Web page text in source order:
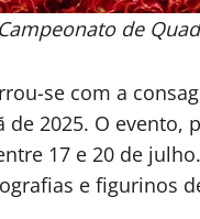
de
se com a
2025. O
17 e 20 de
e figurinos